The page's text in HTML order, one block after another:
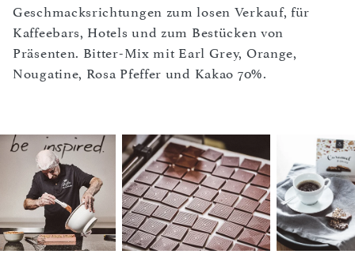
Geschmacksrichtungen zum losen Verkauf, für
Kaffeebars, Hotels und zum Bestücken von
Präsenten. Bitter-Mix mit Earl Grey, Orange,
Nougatine, Rosa Pfeffer und Kakao 70%.